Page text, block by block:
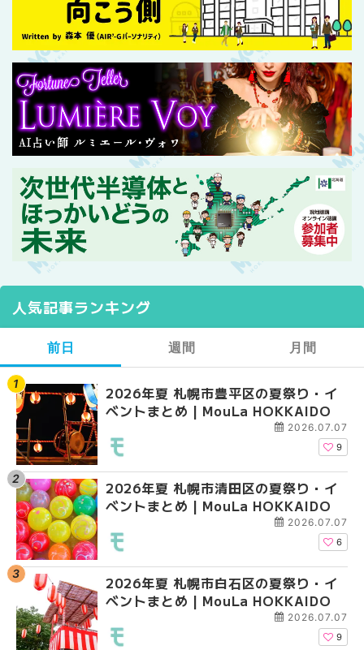
人気記事ランキング
前日
2026年夏 札幌市豊平区の夏祭り・イ
ベントまとめ | MouLa HOKKAIDO
2026.07.07
9
2026年夏 札幌市清田区の夏祭り・イ
ベントまとめ | MouLa HOKKAIDO
2026.07.07
6
2026年夏 札幌市白石区の夏祭り・イ
ベントまとめ | MouLa HOKKAIDO
2026.07.07
9
週間
【2026年最新】札幌
ガーデン｜オープン日
大通公園から穴場テ
2026年夏 札幌市白石
ベントまとめ |
2026年夏 札幌市西区
ントまとめ | MouLa
月間
【2026年最新】札幌
ガーデン｜オープン日
大通公園から穴場テ
2026年夏 札幌市北区
ントまとめ | MouLa
2026年夏 札幌市白石
ベントまとめ |